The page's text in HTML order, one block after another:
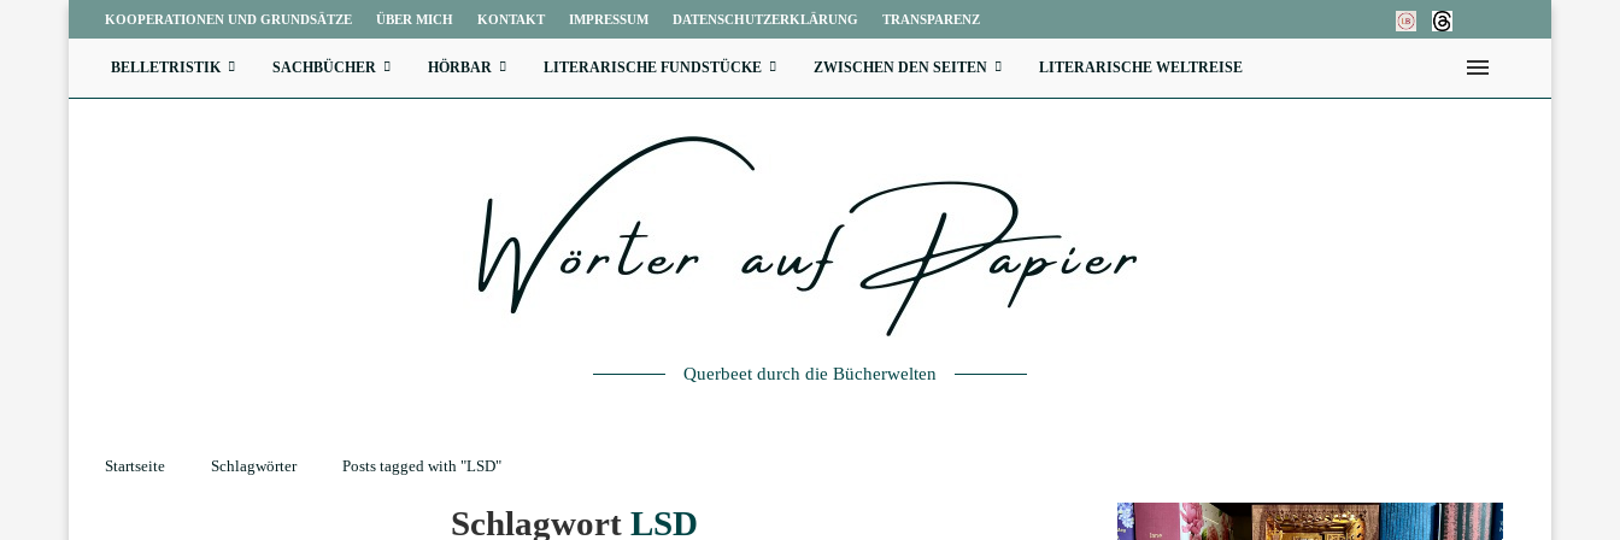
KOOPERATIONEN UND GRUNDSÄTZE ÜBER MICH KONTAKT IMPRESSUM DATENSCHUTZERKLÄRUNG TRANSPARENZ
BELLETRISTIK SACHBÜCHER HÖRBAR LITERARISCHE FUNDSTÜCKE ZWISCHEN DEN SEITEN LITERARISCHE WELTREISE
Querbeet durch die Bücherwelten
Startseite Schlagwörter Posts tagged with "LSD"
SchlagwortLSD